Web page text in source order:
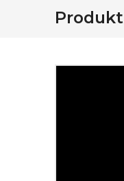
Produkt